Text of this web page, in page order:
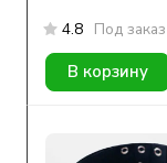
4.8 Под заказ
В корзину